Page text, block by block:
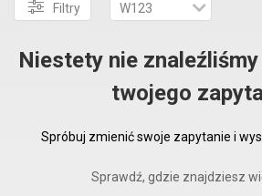
Filtry W123
Niestety nie
twojego
Spróbuj zmienić swoje zapytanie i
Sprawdź, gdzie znajdziesz